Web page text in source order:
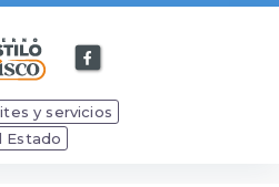
Facebook
de
Secretaría
de
y servicios
Estado